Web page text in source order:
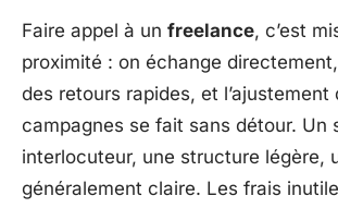
Faire appel à un freelance, c’est
proximité : on échange
des retours rapides, et l’ajustement
campagnes se fait sans détour. Un
interlocuteur, une structure légère,
généralement claire. Les frais